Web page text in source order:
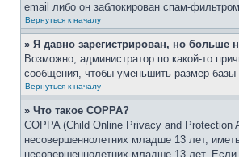
email либо он заблокирован спам-
Вернуться к началу
» Я давно зарегистрирован, но больше
Возможно, администратор по какой-то
сообщения, чтобы уменьшить размер базы
Вернуться к началу
» Что такое COPPA?
COPPA (Child Online Privacy and
несовершеннолетних младше 13 лет,
несовершеннолетних младше 13 лет.